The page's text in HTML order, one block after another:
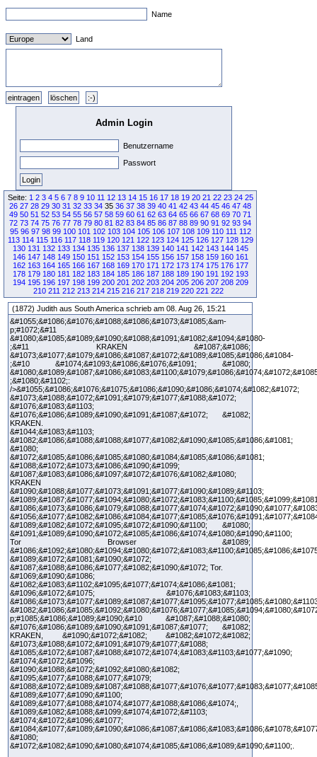
Name
Land
Admin Login
Benutzername
Passwort
Seite: 1 2 3 4 5 6 7 8 9 10 11 12 13 14 15 16 17 18 19 20 21 22 23 24 25
26 27 28 29 30 31 32 33 34 35 36 37 38 39 40 41 42 43 44 45 46 47 48
49 50 51 52 53 54 55 56 57 58 59 60 61 62 63 64 65 66 67 68 69 70 71
72 73 74 75 76 77 78 79 80 81 82 83 84 85 86 87 88 89 90 91 92 93 94
95 96 97 98 99 100 101 102 103 104 105 106 107 108 109 110 111 112
113 114 115 116 117 118 119 120 121 122 123 124 125 126 127 128 129
130 131 132 133 134 135 136 137 138 139 140 141 142 143 144 145
146 147 148 149 150 151 152 153 154 155 156 157 158 159 160 161
162 163 164 165 166 167 168 169 170 171 172 173 174 175 176 177
178 179 180 181 182 183 184 185 186 187 188 189 190 191 192 193
194 195 196 197 198 199 200 201 202 203 204 205 206 207 208 209
210 211 212 213 214 215 216 217 218 219 220 221 222
(1872) Judith aus South America schrieb am 08. Aug 26, 15:21
&#1055;&#1086;&#1076;&#1088;&#1086;&#1073;&#1085;&am-
p;#1072;&#11
&#1080;&#1085;&#1089;&#1090;&#1088;&#1091;&#1082;&#1094;&#1080-
;&#11 KRAKEN &#1087;&#1086;
&#1073;&#1077;&#1079;&#1086;&#1087;&#1072;&#1089;&#1085;&#1086;&#1084-
;&#10 &#1074;&#1093;&#1086;&#1076;&#1091; &#1080;
;&#1080;&#1102;:
/>&#1055;&#1086;&#1076;&#1075;&#1086;&#1090;&#1086;&#1074;&#1082;&#1072;
&#1073;&#1088;&#1072;&#1091;&#1079;&#1077;&#1088;&#1072;
&#1076;&#1083;&#1103;
&#1076;&#1086;&#1089;&#1090;&#1091;&#1087;&#1072; &#1082;
KRAKEN.
&#1044;&#1083;&#1103;
&#1082;&#1086;&#1088;&#1088;&#1077;&#1082;&#1090;&#1085;&#1086;&#1081;
&#1080;
&#1072;&#1085;&#1086;&#1085;&#1080;&#1084;&#1085;&#1086;&#1081;
&#1088;&#1072;&#1073;&#1086;&#1090;&#1099;
&#1087;&#1083;&#1086;&#1097;&#1072;&#1076;&#1082;&#1080;
KRAKEN
&#1090;&#1088;&#1077;&#1073;&#1091;&#1077;&#1090;&#1089;&#1103;
&#1089;&#1082;&#1072;&#1095;&#1072;&#1090;&#1100; &#1080;
&#1091;&#1089;&#1090;&#1072;&#1085;&#1086;&#1074;&#1080;&#1090;&#1100;
Tor Browser &#1089;
&#1089;&#1072;&#1081;&#1090;&#1072;
&#1087;&#1088;&#1086;&#1077;&#1082;&#1090;&#1072; Tor.
&#1069;&#1090;&#1086;
&#1082;&#1083;&#1102;&#1095;&#1077;&#1074;&#1086;&#1081;
&#1096;&#1072;&#1075; &#1076;&#1083;&#1103;
p;#1085;&#1086;&#1089;&#1090;&#10 &#1087;&#1088;&#1080;
&#1076;&#1086;&#1089;&#1090;&#1091;&#1087;&#1077; &#1082;
KRAKEN, &#1090;&#1072;&#1082; &#1082;&#1072;&#1082;
&#1073;&#1088;&#1072;&#1091;&#1079;&#1077;&#1088;
&#1085;&#1072;&#1087;&#1088;&#1072;&#1074;&#1083;&#1103;&#1077;&#1090;
&#1074;&#1072;&#1096;
&#1090;&#1088;&#1072;&#1092;&#1080;&#1082;
&#1095;&#1077;&#1088;&#1077;&#1079;
&#1089;&#1077;&#1090;&#1100;
&#1089;&#1077;&#1088;&#1074;&#1077;&#1088;&#1086;&#1074;,
&#1089;&#1082;&#1088;&#1099;&#1074;&#1072;&#1103;
&#1074;&#1072;&#1096;&#1077;
&#1080;
&#1072;&#1082;&#1090;&#1080;&#1074;&#1085;&#1086;&#1089;&#1090;&#1100;.